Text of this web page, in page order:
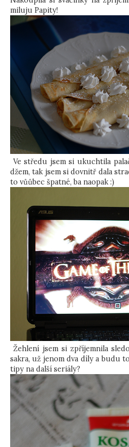
miluju Papity!
Ve středu jsem si ukuchtila
džem, tak jsem si dovnitř dala
to vůůbec špatné, ba naopak :)
Žehlení jsem si zpříjemnila
sakra, už jenom dva díly a budu
tipy na další seriály?